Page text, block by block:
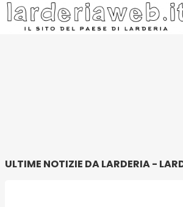
ULTIME NOTIZIE DA LARDERIA -